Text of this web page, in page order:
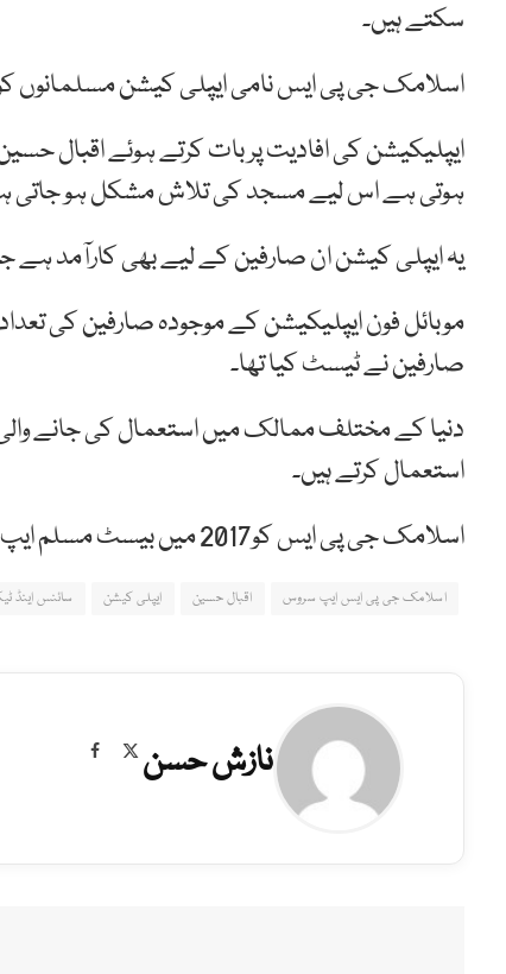
سکتے ہیں۔
اسلامک جی پی ایس نامی ایپلی کیشن مسلمانوں
ایپلیکیشن کی افادیت پر بات کرتے ہوئے اقبال
ہوتی ہے اس لیے مسجد کی تلاش مشکل ہو جاتی
یہ ایپلی کیشن ان صارفین کے لیے بھی کارآمد
صارفین نے ٹیسٹ کیا تھا۔
دنیا کے مختلف ممالک میں استعمال کی جانے
استعمال کرتے ہیں۔
اسلامک جی پی ایس کو2017 میں بیسٹ مسلم ایپ اور آن لائن ایکٹیویٹی آف دی ائیر کا انعام مل چکا ہے۔
اسلامک جی پی ایس ایپ سروس اقبال حسین ایپلی کیشن سائنس اینڈ
نازش حسن Facebook